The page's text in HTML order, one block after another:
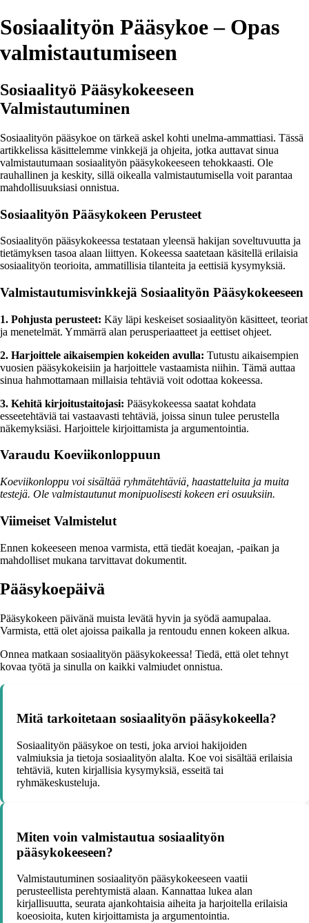
Sosiaalityön Pääsykoe – Opas
valmistautumiseen
Sosiaalityö Pääsykokeeseen
Valmistautuminen
Sosiaalityön pääsykoe on tärkeä askel kohti unelma-ammattiasi. Tässä
artikkelissa käsittelemme vinkkejä ja ohjeita, jotka auttavat sinua
valmistautumaan sosiaalityön pääsykokeeseen tehokkaasti. Ole
rauhallinen ja keskity, sillä oikealla valmistautumisella voit parantaa
mahdollisuuksiasi onnistua.
Sosiaalityön Pääsykokeen Perusteet
Sosiaalityön pääsykokeessa testataan yleensä hakijan soveltuvuutta ja
tietämyksen tasoa alaan liittyen. Kokeessa saatetaan käsitellä erilaisia
sosiaalityön teorioita, ammatillisia tilanteita ja eettisiä kysymyksiä.
Valmistautumisvinkkejä Sosiaalityön Pääsykokeeseen
1. Pohjusta perusteet: Käy läpi keskeiset sosiaalityön käsitteet, teoriat
ja menetelmät. Ymmärrä alan perusperiaatteet ja eettiset ohjeet.
2. Harjoittele aikaisempien kokeiden avulla: Tutustu aikaisempien
vuosien pääsykokeisiin ja harjoittele vastaamista niihin. Tämä auttaa
sinua hahmottamaan millaisia tehtäviä voit odottaa kokeessa.
3. Kehitä kirjoitustaitojasi: Pääsykokeessa saatat kohdata
esseetehtäviä tai vastaavasti tehtäviä, joissa sinun tulee perustella
näkemyksiäsi. Harjoittele kirjoittamista ja argumentointia.
Varaudu Koeviikonloppuun
Koeviikonloppu voi sisältää ryhmätehtäviä, haastatteluita ja muita
testejä. Ole valmistautunut monipuolisesti kokeen eri osuuksiin.
Viimeiset Valmistelut
Ennen kokeeseen menoa varmista, että tiedät koeajan, -paikan ja
mahdolliset mukana tarvittavat dokumentit.
Pääsykoepäivä
Pääsykokeen päivänä muista levätä hyvin ja syödä aamupalaa.
Varmista, että olet ajoissa paikalla ja rentoudu ennen kokeen alkua.
Onnea matkaan sosiaalityön pääsykokeessa! Tiedä, että olet tehnyt
kovaa työtä ja sinulla on kaikki valmiudet onnistua.
Mitä tarkoitetaan sosiaalityön pääsykokeella?
Sosiaalityön pääsykoe on testi, joka arvioi hakijoiden
valmiuksia ja tietoja sosiaalityön alalta. Koe voi sisältää erilaisia
tehtäviä, kuten kirjallisia kysymyksiä, esseitä tai
ryhmäkeskusteluja.
Miten voin valmistautua sosiaalityön
pääsykokeeseen?
Valmistautuminen sosiaalityön pääsykokeeseen vaatii
perusteellista perehtymistä alaan. Kannattaa lukea alan
kirjallisuutta, seurata ajankohtaisia aiheita ja harjoitella erilaisia
koeosioita, kuten kirjoittamista ja argumentointia.